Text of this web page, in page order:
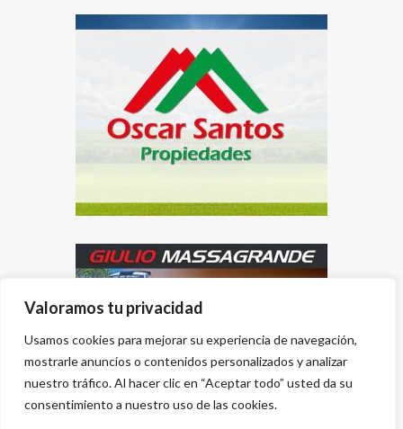
Valoramos tu privacidad
Usamos cookies para mejorar su experiencia de navegación,
mostrarle anuncios o contenidos personalizados y analizar
nuestro tráfico. Al hacer clic en “Aceptar todo” usted da su
consentimiento a nuestro uso de las cookies.